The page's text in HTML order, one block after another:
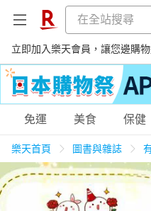
立即加入樂天會員，讓您邊購物
購物網分類
天天免運 美食蛋糕
免運 美食 保健
樂天首頁 圖書與雜誌